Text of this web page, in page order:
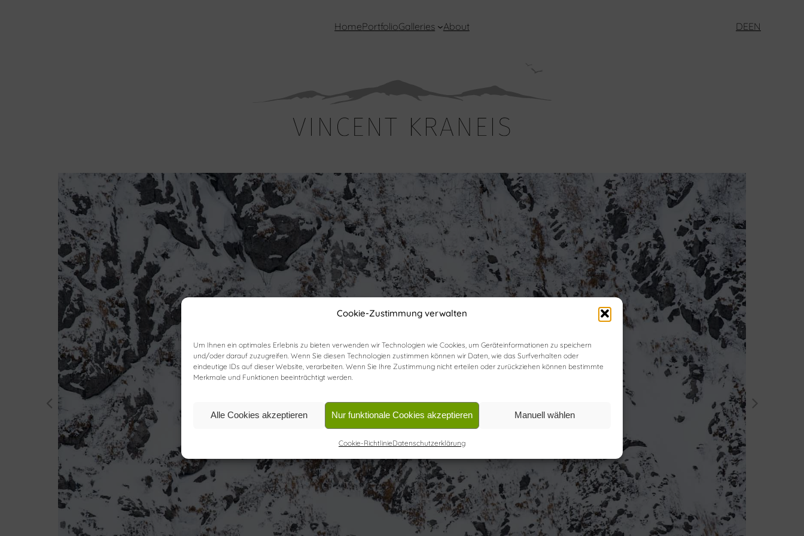
Cookie-Zustimmung verwalten
Um Ihnen ein optimales Erlebnis zu bieten verwenden wir Technologien wie Cookies, um Geräteinformationen zu speichern
und/oder darauf zuzugreifen. Wenn Sie diesen Technologien zustimmen können wir Daten, wie das Surfverhalten oder
eindeutige IDs auf dieser Website, verarbeiten. Wenn Sie Ihre Zustimmung nicht erteilen oder zurückziehen können bestimmte
Merkmale und Funktionen beeinträchtigt werden.
Alle Cookies akzeptieren Nur funktionale Cookies akzeptieren Manuell wählen
Cookie-RichtlinieDatenschutzerklärung
HomePortfolioGalleries About DEEN